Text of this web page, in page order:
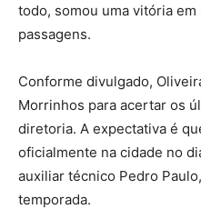
todo, somou uma vitória
passagens.
Conforme divulgado,
Morrinhos para acertar os
diretoria. A expectativa é
oficialmente na cidade no
auxiliar técnico Pedro
temporada.